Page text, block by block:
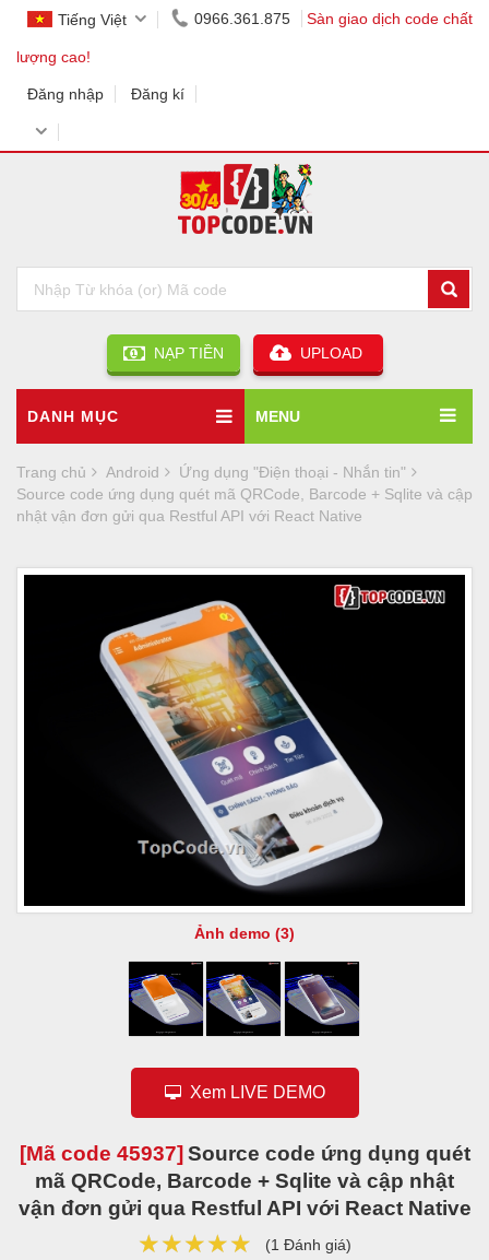
Tiếng Việt 0966.361.875 Sàn giao dịch code chất
lượng cao!
Đăng nhập Đăng kí
NẠP TIỀN UPLOAD
DANH MỤC MENU
Trang chủ Android
Ứng dụng "Điện thoại - Nhắn tin"
Source code ứng dụng quét mã QRCode, Barcode + Sqlite và cập
nhật vận đơn gửi qua Restful API với React Native
Ảnh demo (3)
Xem LIVE DEMO
[Mã code 45937] Source code ứng dụng quét
mã QRCode, Barcode + Sqlite và cập nhật
vận đơn gửi qua Restful API với React Native
★★★★★
★★★★★
★★★★★ (1 Đánh giá)